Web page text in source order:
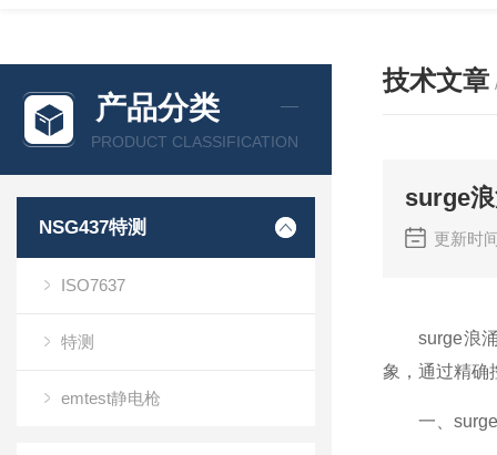
产品分类
PRODUCT CLASSIFICATION
NSG437特测
ISO7637
特测
emtest静电枪
技术文章
surge
更新时
surge浪涌
象，通过精确
一、